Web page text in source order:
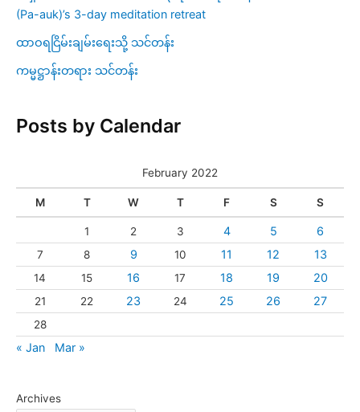
(Pa-auk)’s 3-day meditation retreat
ထာဝရငြိမ်းချမ်းရေးသို့ သင်တန်း
ကမ္မဋ္ဌာန်းတရား သင်တန်း
Posts by Calendar
February 2022
M T W T F S S
1 2 3 4 5 6
7 8 9 10 11 12 13
14 15 16 17 18 19 20
21 22 23 24 25 26 27
28
« Jan Mar »
Archives